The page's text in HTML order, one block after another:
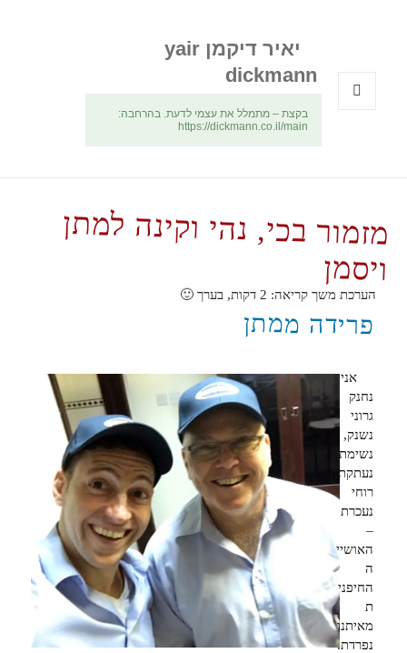
יאיר דיקמן yair
dickmann
בקצת – מתמלל את עצמי לדעת. בהרחבה:
https://dickmann.co.il/main
מזמור בכי, נהי וקינה למתן
ויסמן
הערכת משך קריאה: 2 דקות, בערך 🙂
פרידה ממתן
אני
נחנק
גרוני
נשנק,
נשימתי
נעתקת,
רוחי
נעכרת
–
האושיי
ה
החיפני
ת
מאיתנו
נפרדת.